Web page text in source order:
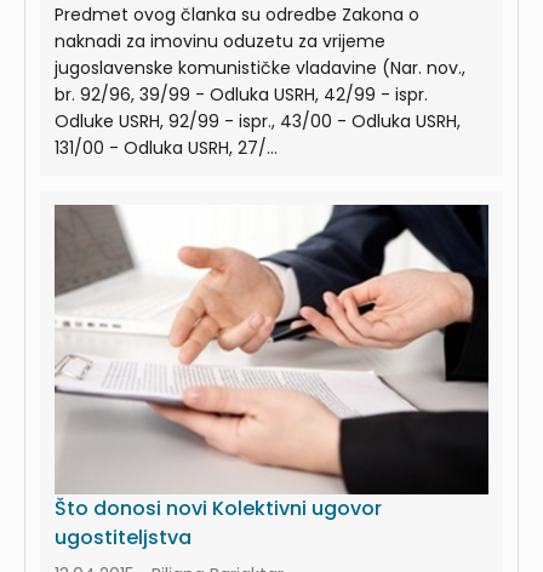
Predmet ovog članka su odredbe Zakona o
naknadi za imovinu oduzetu za vrijeme
jugoslavenske komunističke vladavine (Nar. nov.,
br. 92/96, 39/99 - Odluka USRH, 42/99 - ispr.
Odluke USRH, 92/99 - ispr., 43/00 - Odluka USRH,
131/00 - Odluka USRH, 27/...
Što donosi novi Kolektivni ugovor
ugostiteljstva